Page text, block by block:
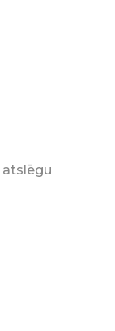
atslēgu